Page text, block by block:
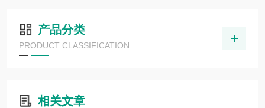
产品分类
PRODUCT CLASSIFICATION
相关文章